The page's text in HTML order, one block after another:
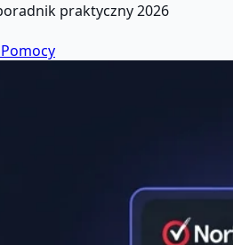
praktyczny 2026